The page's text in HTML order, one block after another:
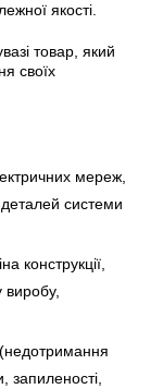
якості.
товар, який
своїх
мереж,
системи
конструкції,
виробу,
запиленості,